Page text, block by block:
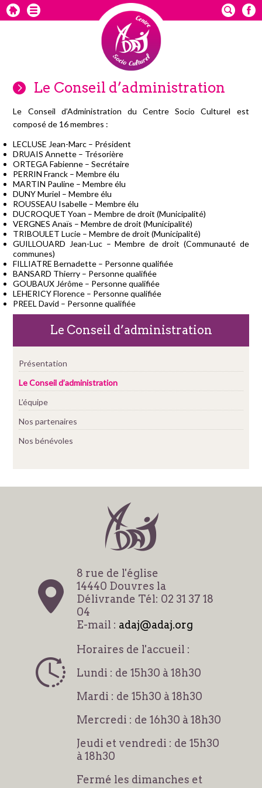
Le Conseil d’administration
Présentation
Le Conseil d’administration
L’équipe
Nos partenaires
Nos bénévoles
Le Conseil d’administration
Le Conseil d’Administration du Centre Socio Culturel est
composé de 16 membres :
LECLUSE Jean-Marc – Président
DRUAIS Annette – Trésorière
ORTEGA Fabienne – Secrétaire
PERRIN Franck – Membre élu
MARTIN Pauline – Membre élu
DUNY Muriel – Membre élu
ROUSSEAU Isabelle – Membre élu
DUCROQUET Yoan – Membre de droit (Municipalité)
VERGNES Anaïs – Membre de droit (Municipalité)
TRIBOULET Lucie – Membre de droit (Municipalité)
GUILLOUARD Jean-Luc – Membre de droit (Communauté de
communes)
FILLIATRE Bernadette – Personne qualifiée
BANSARD Thierry – Personne qualifiée
GOUBAUX Jérôme – Personne qualifiée
LEHERICY Florence – Personne qualifiée
PREEL David – Personne qualifiée
8 rue de l'église
14440 Douvres la
Délivrande Tél: 02 31 37 18
04
E-mail : adaj@adaj.org
Horaires de l'accueil :
Lundi : de 15h30 à 18h30
Mardi : de 15h30 à 18h30
Mercredi : de 16h30 à 18h30
Jeudi et vendredi : de 15h30
à 18h30
Fermé les dimanches et